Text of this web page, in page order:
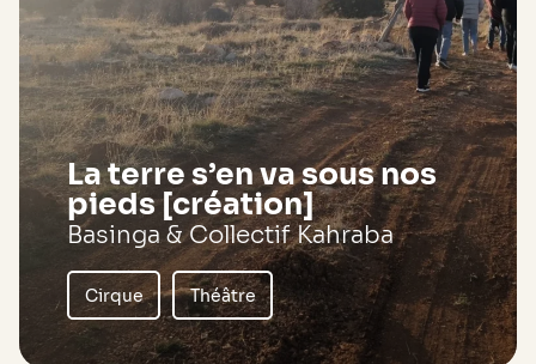
La terre s’en va sous nos
pieds [création]
Basinga & Collectif Kahraba
Cirque Théâtre